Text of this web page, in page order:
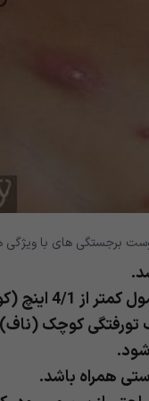
برجستگی های با
متر) قطر داشته باشد.
کوچک (ناف)
همراه باشد.